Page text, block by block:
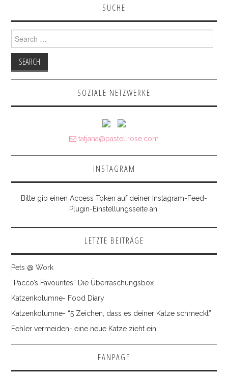
SUCHE
Search for:
SOZIALE NETZWERKE
tatjana@pastellrose.com
INSTAGRAM
Bitte gib einen Access Token auf deiner Instagram-Feed-
Plugin-Einstellungsseite an.
LETZTE BEITRÄGE
Pets @ Work
“Pacco’s Favourites” Die Überraschungsbox
Katzenkolumne- Food Diary
Katzenkolumne- “5 Zeichen, dass es deiner Katze schmeckt”
Fehler vermeiden- eine neue Katze zieht ein
FANPAGE